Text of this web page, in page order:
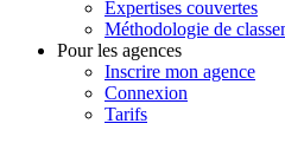
Expertises couvertes
Méthodologie de
Pour les agences
Inscrire mon agence
Connexion
Tarifs